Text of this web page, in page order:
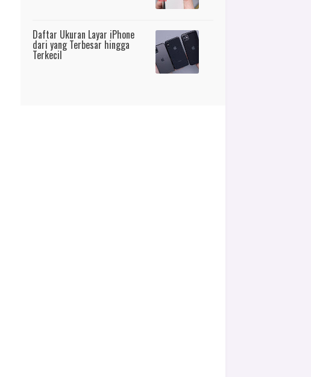
Daftar Ukuran Layar iPhone
dari yang Terbesar hingga
Terkecil